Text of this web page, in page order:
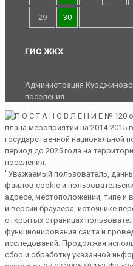
29 30
ГИС ЖКХ
Администрация
поселения
"Уважаемый пользователь,
файлов cookie и
адресе, местоположении, типе и
и версии браузера, источнике
открытых страницах
функционирования сайта и
исследований. Продолжая
сбор и обработку указанной